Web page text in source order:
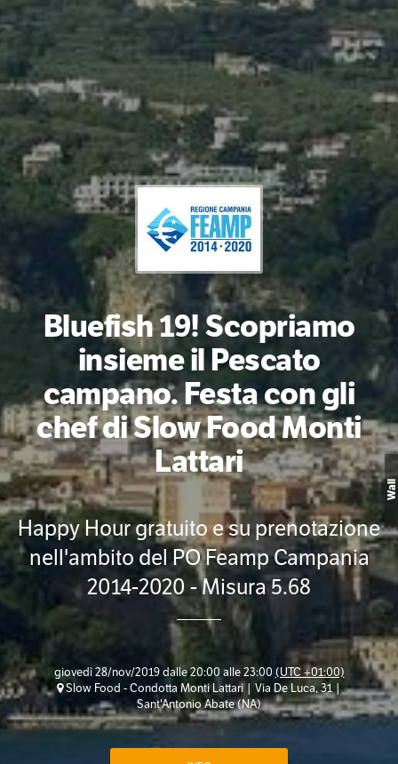
Bluefish 19! Scopriamo
insieme il Pescato
campano. Festa con gli
chef di Slow Food Monti
Lattari
Happy Hour gratuito e su prenotazione
nell'ambito del PO Feamp Campania
2014-2020 - Misura 5.68
giovedì 28/nov/2019 dalle 20:00 alle 23:00 (UTC +01:00)
Slow Food - Condotta Monti Lattari | Via De Luca, 31 |
Sant'Antonio Abate (NA)
Wall